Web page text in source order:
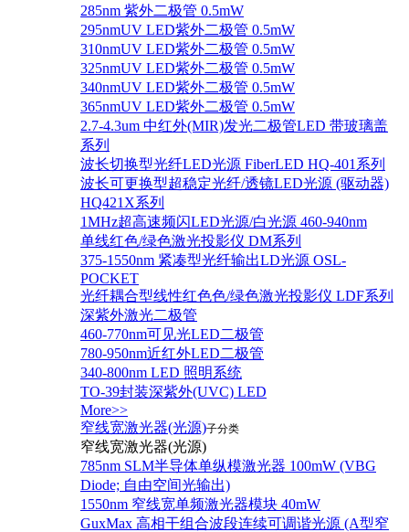
285nm 紫外二极管 0.5mW
295nmUV LED紫外二极管 0.5mW
310nmUV LED紫外二极管 0.5mW
325nmUV LED紫外二极管 0.5mW
340nmUV LED紫外二极管 0.5mW
365nmUV LED紫外二极管 0.5mW
2.7-4.3um 中红外(MIR)发光二极管LED 带玻璃盖
系列
波长切换型光纤LED光源 FiberLED HQ-401系列
波长可更换型超稳定光纤/透镜LED光源 (驱动器)
HQ421X系列
1MHz超高速频闪LED光源/白光源 460-940nm
单线红色/绿色激光投影仪 DM系列
375-1550nm 紧凑型光纤输出LD光源 OSL-
POCKET
光纤耦合型线性红色色/绿色激光投影仪 LDF系列
深紫外激光二极管
460-770nm可见光LED二极管
780-950nm近红外LED二极管
340-800nm LED 照明系统
TO-39封装深紫外(UVC) LED
More>>
窄线宽激光器(光源)子分类
窄线宽激光器(光源)
785nm SLM半导体单纵模激光器 100mW (VBG
Diode; 自由空间光输出)
1550nm 窄线宽单频激光器模块 40mW
GuxMax 高相干组合波段连续可调谐光源 (A型窄